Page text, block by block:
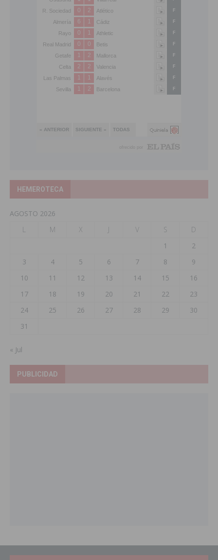
HEMEROTECA
AGOSTO 2026
L
M X J V S
D
1
2
3
4 5 6 7 8
9
10
11 12 13 14 15
16
17
18 19 20 21 22
23
24
25 26 27 28 29
30
31
« Jul
PUBLICIDAD